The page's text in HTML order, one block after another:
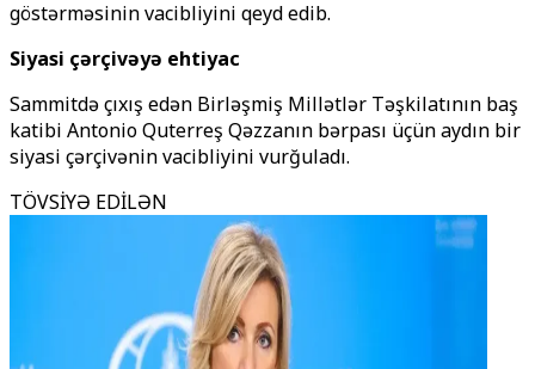
göstərməsinin vacibliyini qeyd edib.
Siyasi çərçivəyə ehtiyac
Sammitdə çıxış edən Birləşmiş Millətlər Təşkilatının baş
katibi Antonio Quterreş Qəzzanın bərpası üçün aydın bir
siyasi çərçivənin vacibliyini vurğuladı.
TÖVSİYƏ EDİLƏN